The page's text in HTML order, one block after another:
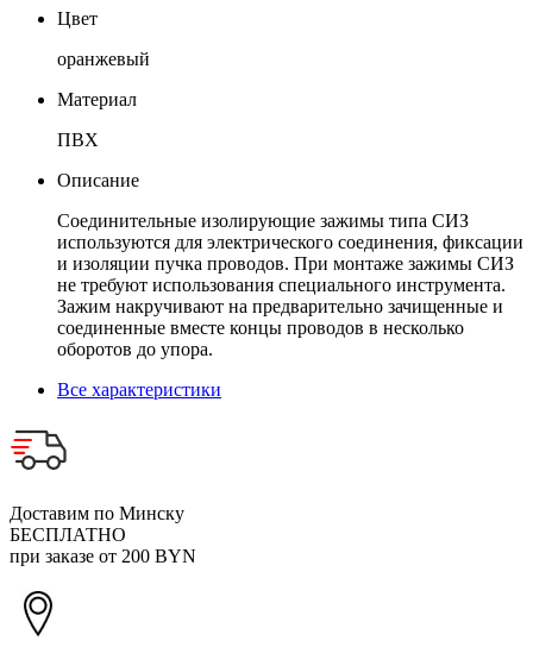
Цвет
оранжевый
Материал
ПВХ
Описание
Соединительные изолирующие зажимы типа СИЗ
используются для электрического соединения, фиксации
и изоляции пучка проводов. При монтаже зажимы СИЗ
не требуют использования специального инструмента.
Зажим накручивают на предварительно зачищенные и
соединенные вместе концы проводов в несколько
оборотов до упора.
Все характеристики
Доставим по Минску
БЕСПЛАТНО
при заказе от 200 BYN